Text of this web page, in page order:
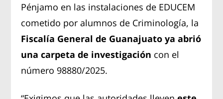
Pénjamo en las instalaciones de EDUCEM
cometido por alumnos de Criminología, la
Fiscalía General de Guanajuato ya abrió
una carpeta de investigación con el
número 98880/2025.